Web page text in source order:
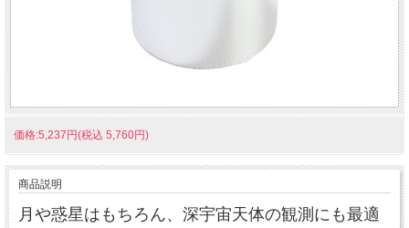
価格:5,237円(税込 5,760円)
商品説明
月や惑星はもちろん、深宇宙天体の観測にも最適